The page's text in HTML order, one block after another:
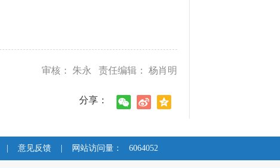
审核： 朱永 责任编辑： 杨肖明
分享：
意见反馈 网站访问量： 6064052